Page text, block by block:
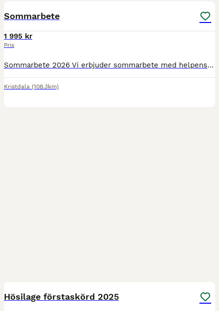
Sommarbete
1 995 kr
Pris
Sommarbete 2026 Vi erbjuder sommarbete med helpension. Tillsyn minst 2 gånger/dag, vatten, koll av sår och liknande. Vi ser gärna att hästarna är avmaskade innan ankomst och vaccinerade. Vi kan inte
Kristdala (108.3km)
Hösilage förstaskörd 2025